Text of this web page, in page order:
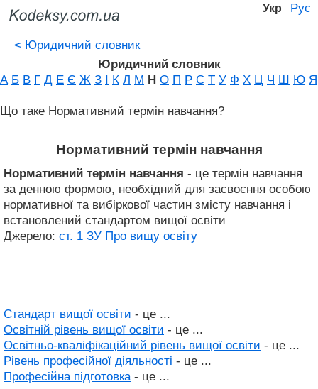
Укр Рус
< Юридичний словник
Юридичний словник
А Б В Г Д Е Є Ж З І К Л М Н О П Р С Т У Ф Х Ц Ч Ш Ю Я
Що таке Нормативний термін навчання?
Нормативний термін навчання
Нормативний термін навчання - це термін навчання
за денною формою, необхідний для засвоєння особою
нормативної та вибіркової частин змісту навчання і
встановлений стандартом вищої освіти
Джерело: ст. 1 ЗУ Про вищу освіту
Стандарт вищої освіти - це ...
Освітній рівень вищої освіти - це ...
Освітньо-кваліфікаційний рівень вищої освіти - це ...
Рівень професійної діяльності - це ...
Професійна підготовка- це ...